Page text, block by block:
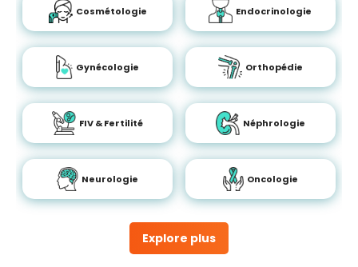
Explore plus
Cosmétologie Endocrinologie
Gynécologie Orthopédie
FIV & Fertilité Néphrologie
Neurologie Oncologie